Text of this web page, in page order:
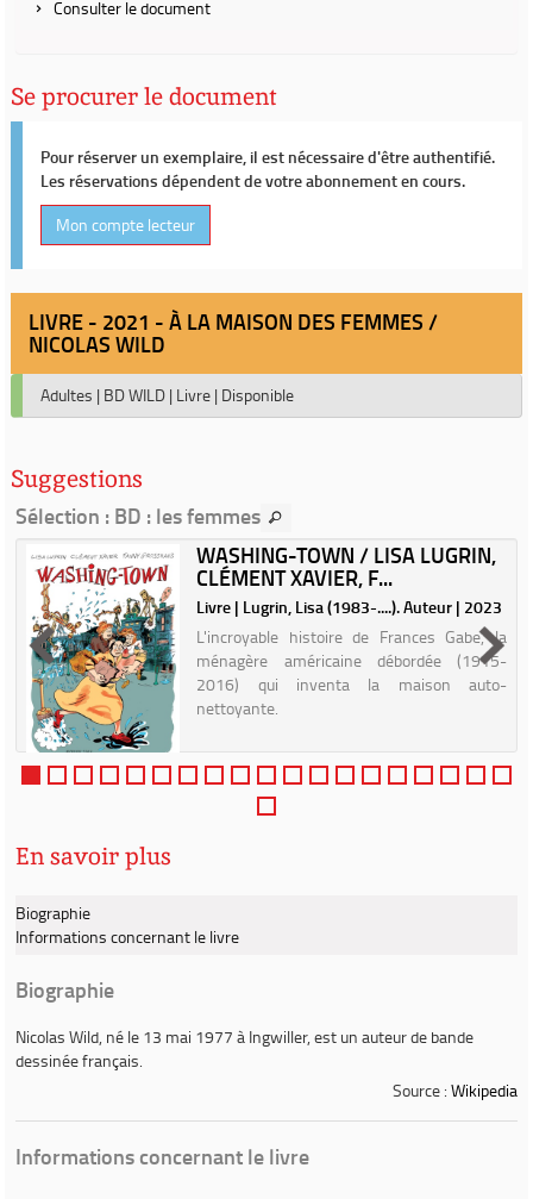
Consulter le document
Se procurer le document
Pour réserver un exemplaire, il est nécessaire d'être authentifié.
Les réservations dépendent de votre abonnement en cours.
Mon compte lecteur
LIVRE - 2021 - À LA MAISON DES FEMMES /
NICOLAS WILD
Adultes | BD WILD | Livre | Disponible
Suggestions
Sélection : BD : les femmes
WASHING-TOWN / LISA LUGRIN,
CLÉMENT XAVIER, F...
Livre | Lugrin, Lisa (1983-....). Auteur | 2023
L'incroyable histoire de Frances Gabe, la
ménagère américaine débordée (1915-
2016) qui inventa la maison auto-
nettoyante.
En savoir plus
Biographie
Informations concernant le livre
Biographie
Nicolas Wild, né le 13 mai 1977 à Ingwiller, est un auteur de bande
dessinée français.
Source : Wikipedia
Informations concernant le livre